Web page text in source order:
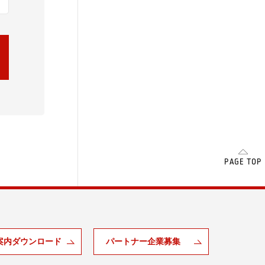
PAGE TOP
内ダウンロード パートナー企業募集